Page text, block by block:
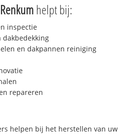
Renkumhelpt bij:
inspectie
dakbedekking
en dakpannen reiniging
repareren
helpen bij het herstellen van uw